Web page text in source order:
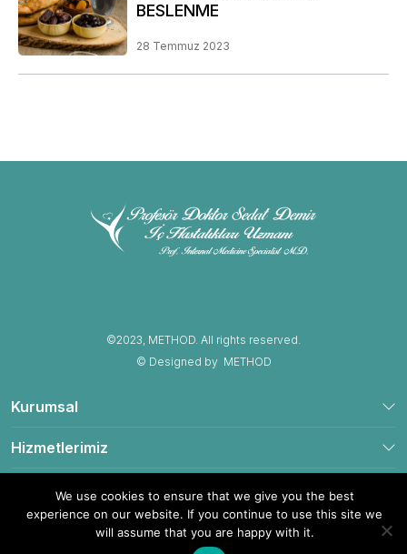
BESLENME
28 Temmuz 2023
©2023, METHOD. All rights reserved.
© Designed by METHOD
Kurumsal
Hizmetlerimiz
İletişim Bilgileri
We use cookies to ensure that we give you the best
experience on our website. If you continue to use this site we
will assume that you are happy with it.